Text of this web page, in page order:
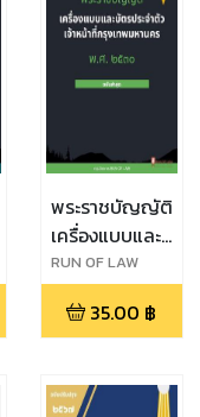
พระราชบัญญัติ
เครื่องแบบและ
บัตรประจำตัว
เจ้าหน้าที่
กรุงเทพมหานคร
RUN OF LAW
35.00 ฿